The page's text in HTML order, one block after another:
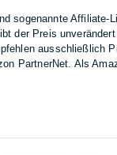
sogenannte
der Preis
ausschließlich
PartnerNet. Als